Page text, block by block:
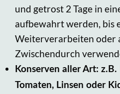
und getrost 2 Tage in
aufbewahrt werden, bis
Weiterverarbeiten oder
Zwischendurch
Konserven aller Art:
Tomaten, Linsen oder